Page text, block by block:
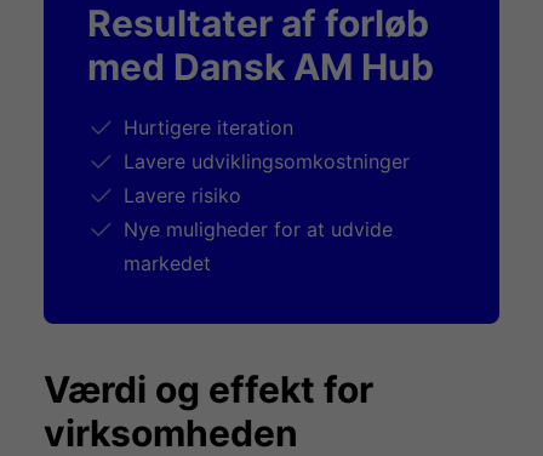
Resultater af forløb
med Dansk AM Hub
Hurtigere iteration
Lavere udviklingsomkostninger
Lavere risiko
Nye muligheder for at udvide
markedet
Værdi og effekt for
virksomheden